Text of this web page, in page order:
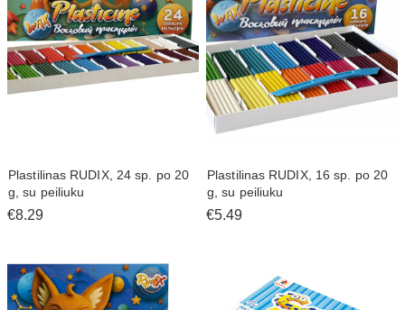
Plastilinas RUDIX, 24 sp. po 20
g, su peiliuku
€8.29
Plastilinas RUDIX, 16 sp. po 20
g, su peiliuku
€5.49